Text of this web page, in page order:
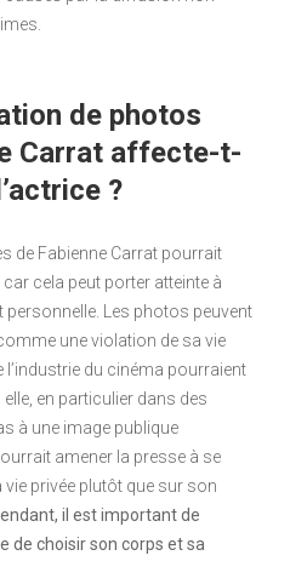
de photos
Carrat affecte-t-
?
de Fabienne Carrat pourrait
cela peut porter atteinte à
Les photos peuvent
une violation de sa vie
du cinéma pourraient
en particulier dans des
à une image publique
amener la presse à se
privée plutôt que sur son
il est important de
de choisir son corps et sa